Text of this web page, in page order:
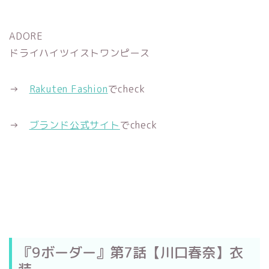
ADORE
ドライハイツイストワンピース
→ Rakuten Fashionでcheck
→ ブランド公式サイトでcheck
『9ボーダー』第7話【川口春奈】衣